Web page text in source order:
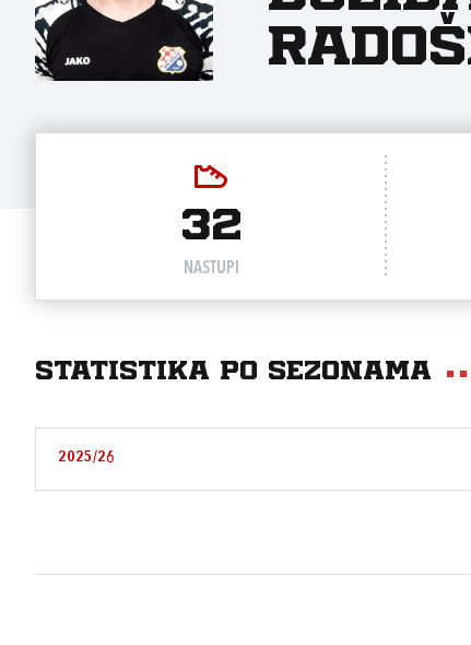
32
NASTUPI
Statistika po sezonama
2025/26